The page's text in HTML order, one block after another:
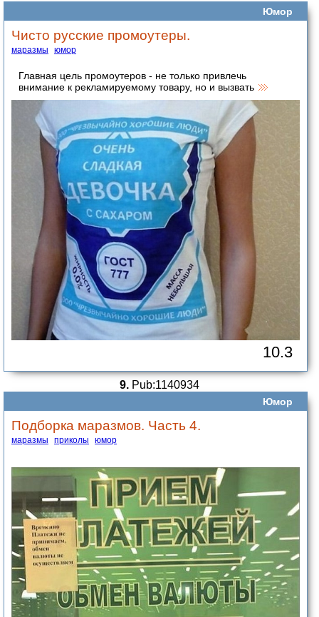
Юмор
Чисто русские промоутеры.
маразмы юмор
Главная цель промоутеров - не только привлечь
внимание к рекламируемому товару, но и вызвать
10.3
9. Pub:1140934
Юмор
Подборка маразмов. Часть 4.
маразмы приколы юмор